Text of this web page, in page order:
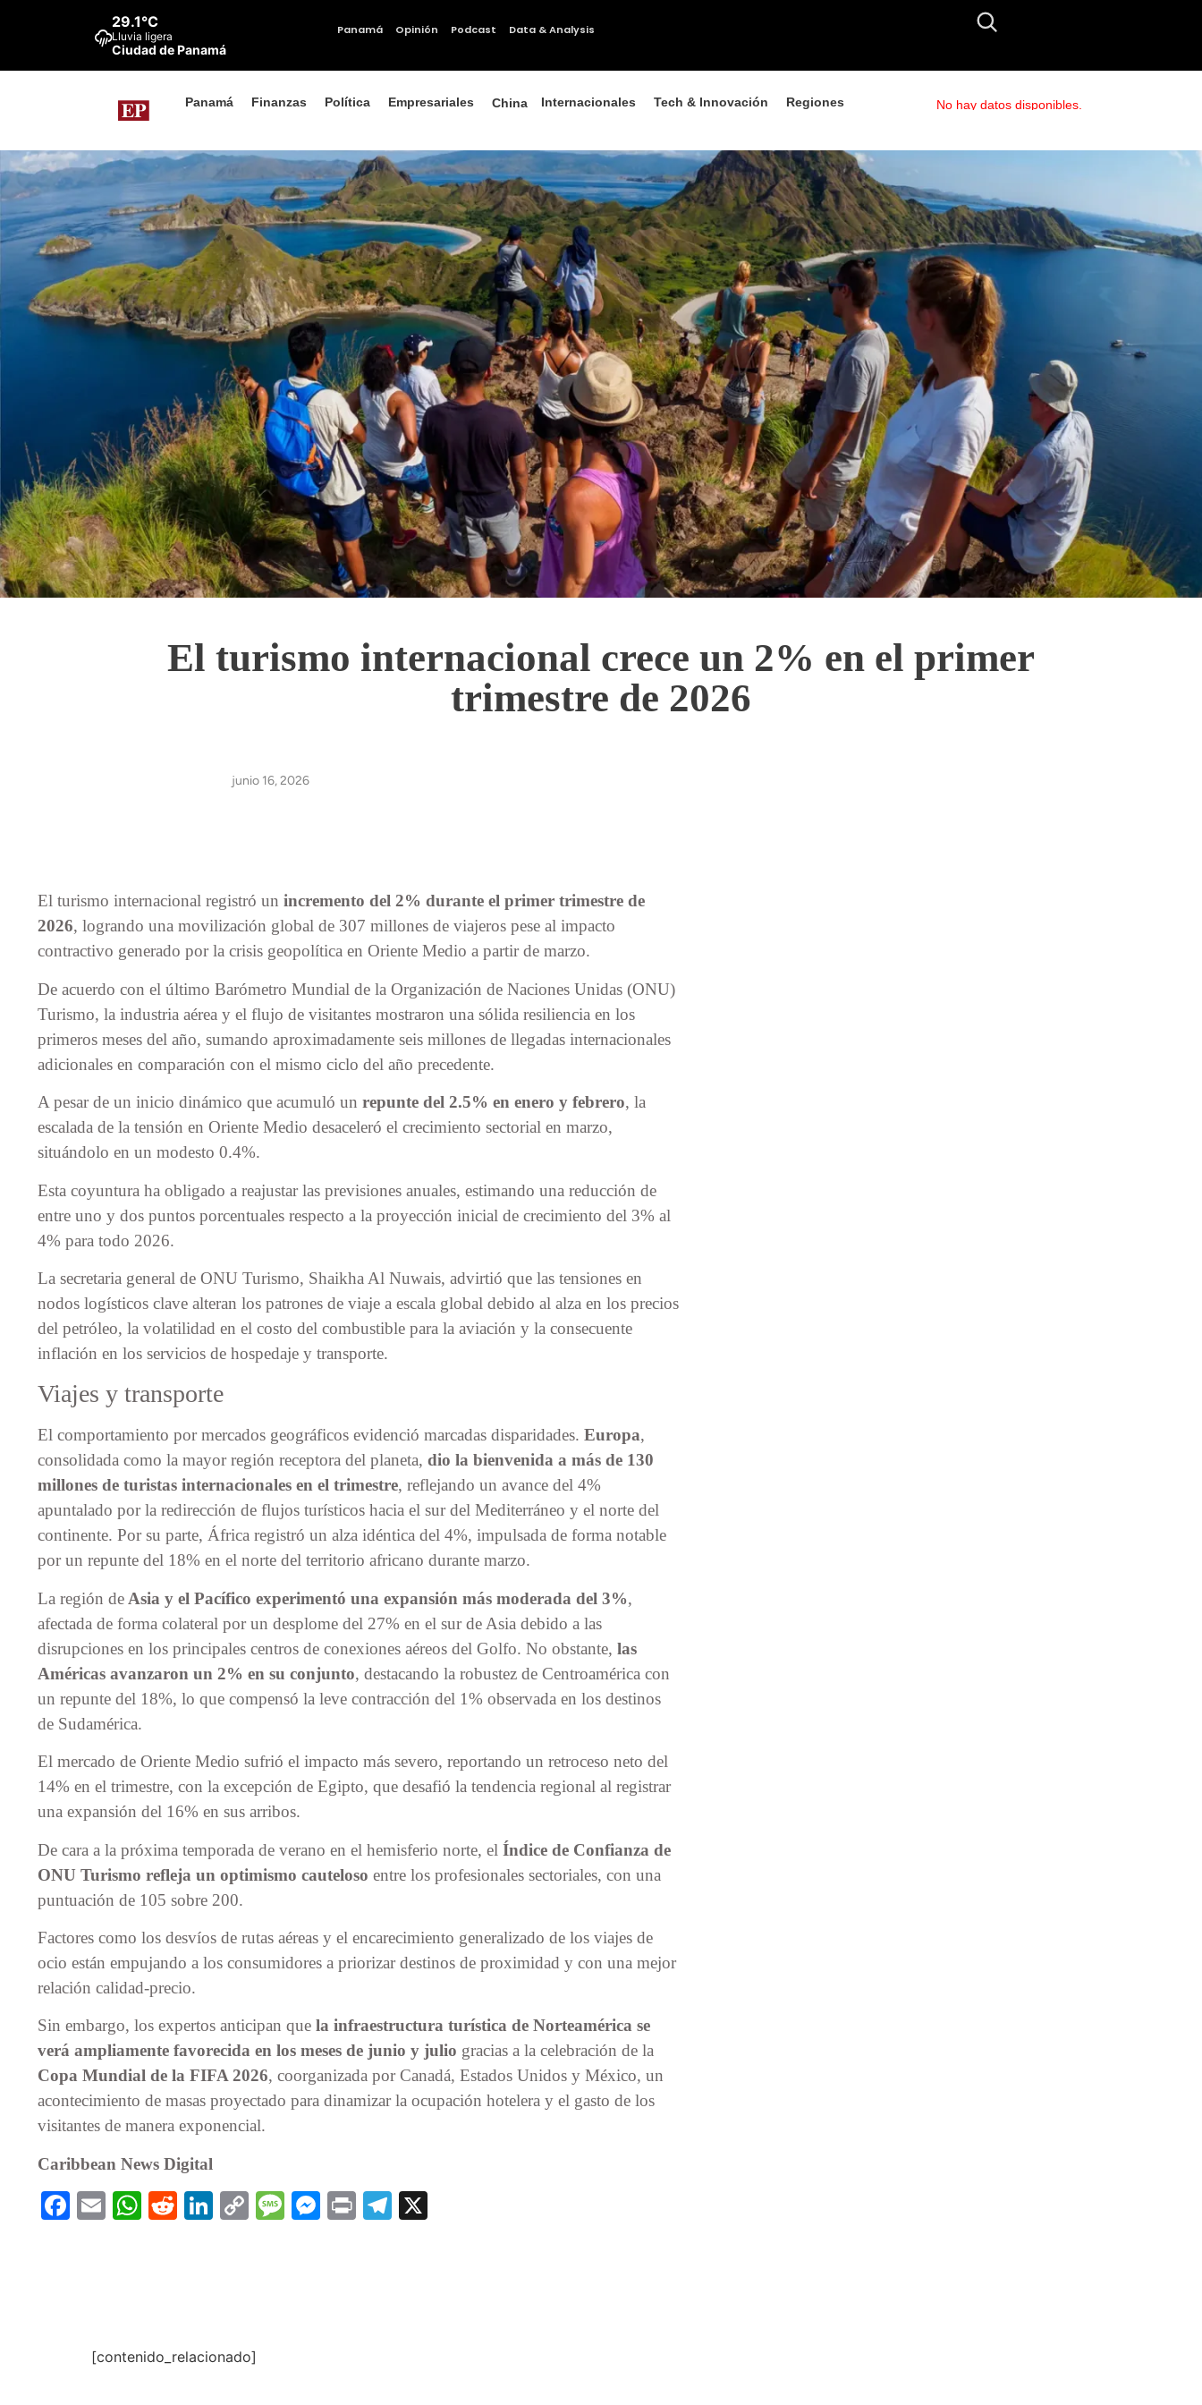
29.1°C
Lluvia ligera
Ciudad de Panamá
Panamá Opinión Podcast Data & Analysis
Panamá Finanzas Política Empresariales China Internacionales Tech & Innovación Regiones No hay datos disponibles.
El turismo internacional crece un 2% en el primer
trimestre de 2026
junio 16, 2026
El turismo internacional registró un incremento del 2% durante el primer trimestre de
2026, logrando una movilización global de 307 millones de viajeros pese al impacto
contractivo generado por la crisis geopolítica en Oriente Medio a partir de marzo.
De acuerdo con el último Barómetro Mundial de la Organización de Naciones Unidas (ONU)
Turismo, la industria aérea y el flujo de visitantes mostraron una sólida resiliencia en los
primeros meses del año, sumando aproximadamente seis millones de llegadas internacionales
adicionales en comparación con el mismo ciclo del año precedente.
A pesar de un inicio dinámico que acumuló un repunte del 2.5% en enero y febrero, la
escalada de la tensión en Oriente Medio desaceleró el crecimiento sectorial en marzo,
situándolo en un modesto 0.4%.
Esta coyuntura ha obligado a reajustar las previsiones anuales, estimando una reducción de
entre uno y dos puntos porcentuales respecto a la proyección inicial de crecimiento del 3% al
4% para todo 2026.
La secretaria general de ONU Turismo, Shaikha Al Nuwais, advirtió que las tensiones en
nodos logísticos clave alteran los patrones de viaje a escala global debido al alza en los precios
del petróleo, la volatilidad en el costo del combustible para la aviación y la consecuente
inflación en los servicios de hospedaje y transporte.
Viajes y transporte
El comportamiento por mercados geográficos evidenció marcadas disparidades. Europa,
consolidada como la mayor región receptora del planeta, dio la bienvenida a más de 130
millones de turistas internacionales en el trimestre, reflejando un avance del 4%
apuntalado por la redirección de flujos turísticos hacia el sur del Mediterráneo y el norte del
continente. Por su parte, África registró un alza idéntica del 4%, impulsada de forma notable
por un repunte del 18% en el norte del territorio africano durante marzo.
La región de Asia y el Pacífico experimentó una expansión más moderada del 3%,
afectada de forma colateral por un desplome del 27% en el sur de Asia debido a las
disrupciones en los principales centros de conexiones aéreos del Golfo. No obstante, las
Américas avanzaron un 2% en su conjunto, destacando la robustez de Centroamérica con
un repunte del 18%, lo que compensó la leve contracción del 1% observada en los destinos
de Sudamérica.
El mercado de Oriente Medio sufrió el impacto más severo, reportando un retroceso neto del
14% en el trimestre, con la excepción de Egipto, que desafió la tendencia regional al registrar
una expansión del 16% en sus arribos.
De cara a la próxima temporada de verano en el hemisferio norte, el Índice de Confianza de
ONU Turismo refleja un optimismo cauteloso entre los profesionales sectoriales, con una
puntuación de 105 sobre 200.
Factores como los desvíos de rutas aéreas y el encarecimiento generalizado de los viajes de
ocio están empujando a los consumidores a priorizar destinos de proximidad y con una mejor
relación calidad-precio.
Sin embargo, los expertos anticipan que la infraestructura turística de Norteamérica se
verá ampliamente favorecida en los meses de junio y julio gracias a la celebración de la
Copa Mundial de la FIFA 2026, coorganizada por Canadá, Estados Unidos y México, un
acontecimiento de masas proyectado para dinamizar la ocupación hotelera y el gasto de los
visitantes de manera exponencial.
Caribbean News Digital
Facebook
EmailWhatsApp
RedditLinkedIn
CopyMessage
Messenger
PrintTelegram
[contenido_relacionado]